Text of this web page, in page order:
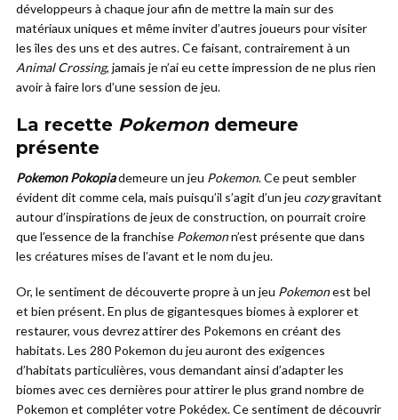
développeurs à chaque jour afin de mettre la main sur des
matériaux uniques et même inviter d’autres joueurs pour visiter
les îles des uns et des autres. Ce faisant, contrairement à un
Animal Crossing, jamais je n’ai eu cette impression de ne plus rien
avoir à faire lors d’une session de jeu.
La recette Pokemondemeure
présente
Pokemon Pokopiademeure un jeu Pokemon. Ce peut sembler
évident dit comme cela, mais puisqu’il s’agit d’un jeu cozygravitant
autour d’inspirations de jeux de construction, on pourrait croire
que l’essence de la franchise Pokemonn’est présente que dans
les créatures mises de l’avant et le nom du jeu.
Or, le sentiment de découverte propre à un jeu Pokemonest bel
et bien présent. En plus de gigantesques biomes à explorer et
restaurer, vous devrez attirer des Pokemons en créant des
habitats. Les 280 Pokemon du jeu auront des exigences
d’habitats particulières, vous demandant ainsi d’adapter les
biomes avec ces dernières pour attirer le plus grand nombre de
Pokemon et compléter votre Pokédex. Ce sentiment de découvrir